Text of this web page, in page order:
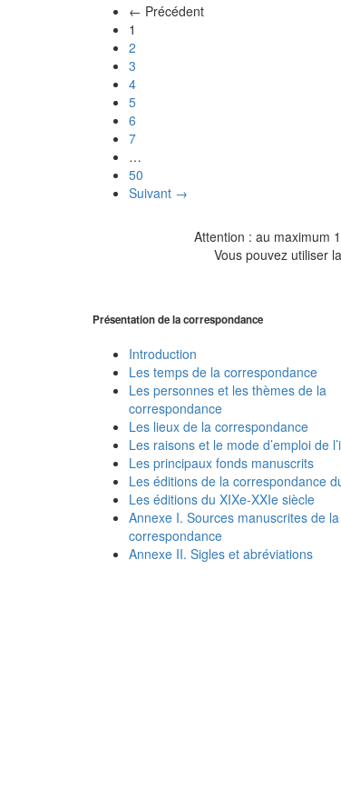
← Précédent
1
2
3
4
5
6
7
…
50
Suivant →
Attention : au maximum
Vous pouvez utiliser
Présentation de la correspondance
Introduction
Les temps de la correspondance
Les personnes et les thèmes de la
correspondance
Les lieux de la correspondance
Les raisons et le mode d’emploi de
Les principaux fonds manuscrits
Les éditions de la correspondance
Les éditions du XIXe-XXIe siècle
Annexe I. Sources manuscrites de la
correspondance
Annexe II. Sigles et abréviations